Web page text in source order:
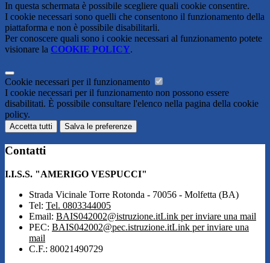
In questa schermata è possibile scegliere quali cookie consentire.
I cookie necessari sono quelli che consentono il funzionamento della
piattaforma e non è possibile disabilitarli.
Per conoscere quali sono i cookie necessari al funzionamento potete
visionare la COOKIE POLICY.
Cookie necessari per il funzionamento
I cookie necessari per il funzionamento non possono essere
disabilitati. È possibile consultare l'elenco nella pagina della cookie
policy.
Accetta tutti Salva le preferenze
Contatti
I.I.S.S. "AMERIGO VESPUCCI"
Strada Vicinale Torre Rotonda - 70056 - Molfetta (BA)
Tel: Tel. 0803344005
Email: BAIS042002@istruzione.itLink per inviare una mail
PEC: BAIS042002@pec.istruzione.itLink per inviare una
mail
C.F.: 80021490729